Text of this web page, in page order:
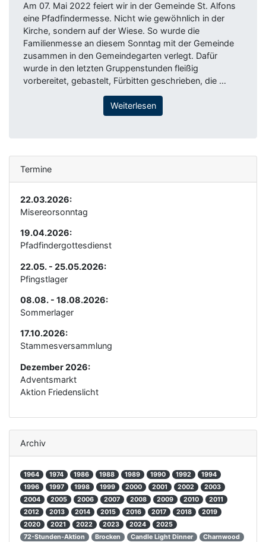
Am 07. Mai 2022 feiert wir in der Gemeinde St. Alfons
eine Pfadfindermesse. Nicht wie gewöhnlich in der
Kirche, sondern auf der Wiese. So wurde die
Familienmesse an diesem Sonntag mit der Gemeinde
zusammen in den Gemeindegarten verlegt. Dafür
wurde in den letzten Gruppenstunden fleißig
vorbereitet, gebastelt, Fürbitten geschrieben, die …
Weiterlesen
Termine
22.03.2026:
Misereorsonntag
19.04.2026:
Pfadfindergottesdienst
22.05. - 25.05.2026:
Pfingstlager
08.08. - 18.08.2026:
Sommerlager
17.10.2026:
Stammesversammlung
Dezember 2026:
Adventsmarkt
Aktion Friedenslicht
Archiv
1964 1974 1986 1988 1989 1990 1992
1994
1996
1997 1998 1999 2000 2001 2002
2003
2004
2005 2006 2007 2008 2009 2010
2011
2012
2013 2014 2015 2016 2017 2018
2019
2020
2021 2022 2023 2024
2025
72-Stunden-Aktion
Brocken Candle Light Dinner
Charnwood